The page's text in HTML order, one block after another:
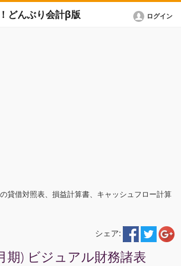
どんぶり会計β版 ログイン
貸借対照表、損益計算書、キャッシュフロー計算
シェア:
) ビジュアル財務諸表